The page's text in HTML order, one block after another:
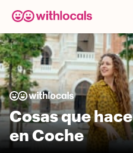
Cosas que
en Coche